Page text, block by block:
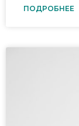
ПОДРОБНЕЕ